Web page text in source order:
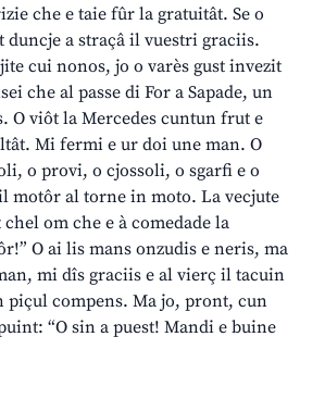
che e taie fûr la gratuitât. Se o
duncje a straçâ il vuestri graciis.
cui nonos, jo o varès gust invezit
che al passe di For a Sapade, un
O viôt la Mercedes cuntun frut e
Mi fermi e ur doi une man. O
o provi, o cjossoli, o sgarfi e o
motôr al torne in moto. La vecjute
om che e à comedade la
O ai lis mans onzudis e neris, ma
mi dîs graciis e al vierç il tacuin
piçul compens. Ma jo, pront, cun
“O sin a puest! Mandi e buine